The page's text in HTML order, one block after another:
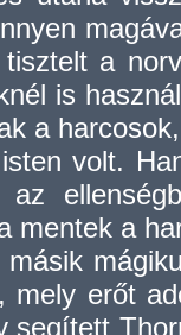
a
is
a
volt.
az
mentek a
mely erőt
segített